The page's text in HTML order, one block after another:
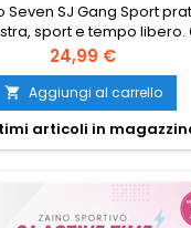
Seven SJ Gang Sport
sport e tempo
Perfetto per
giorno.
Prezzo
24,99 €
 Aggiungi al carrello
articoli in